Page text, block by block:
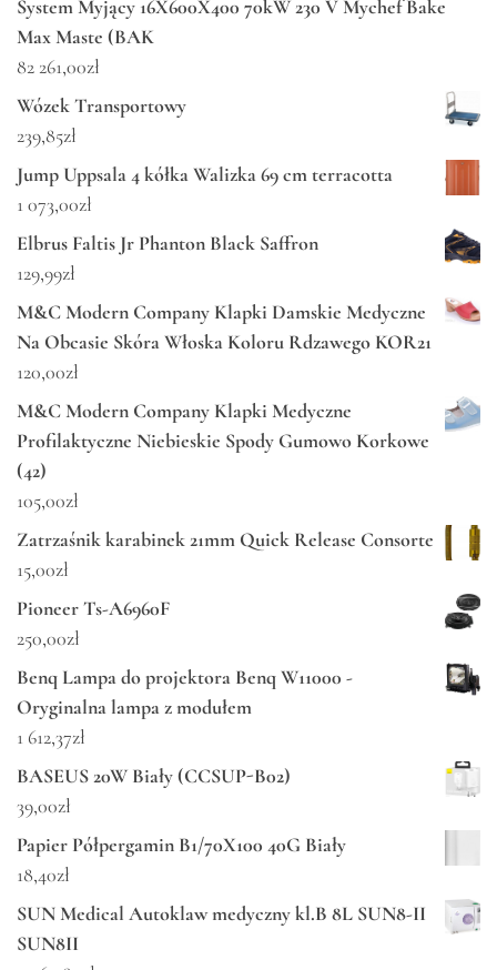
System Myjący 16X600X400 70kW 230 V Mychef Bake
Max Maste (BAK
82 261,00zł
Wózek Transportowy
239,85zł
Jump Uppsala 4 kółka Walizka 69 cm terracotta
1 073,00zł
Elbrus Faltis Jr Phanton Black Saffron
129,99zł
M&C Modern Company Klapki Damskie Medyczne
Na Obcasie Skóra Włoska Koloru Rdzawego KOR21
120,00zł
M&C Modern Company Klapki Medyczne
Profilaktyczne Niebieskie Spody Gumowo Korkowe
(42)
105,00zł
Zatrzaśnik karabinek 21mm Quick Release Consorte
15,00zł
Pioneer Ts-A6960F
250,00zł
Benq Lampa do projektora Benq W11000 -
Oryginalna lampa z modułem
1 612,37zł
BASEUS 20W Biały (CCSUP-B02)
39,00zł
Papier Półpergamin B1/70X100 40G Biały
18,40zł
SUN Medical Autoklaw medyczny kl.B 8L SUN8-II
SUN8II